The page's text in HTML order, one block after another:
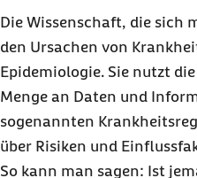
Die Wissenschaft, die sich
den Ursachen von
Epidemiologie. Sie nutzt
Menge an Daten und
sogenannten
über Risiken und
So kann man sagen: Ist